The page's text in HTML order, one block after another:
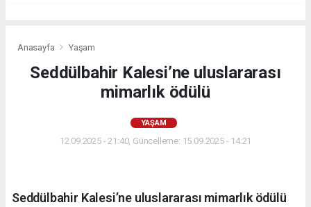
Anasayfa Yaşam
Seddülbahir Kalesi’ne uluslararası
mimarlık ödülü
YAŞAM
12.09.2025 - 21:40, Güncelleme: 15.09.2025 - 14:21
Seddülbahir Kalesi’ne uluslararası mimarlık ödülü